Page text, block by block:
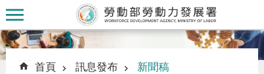
跳到主要內容區塊
:::
::: 首頁 訊息發布 新聞稿